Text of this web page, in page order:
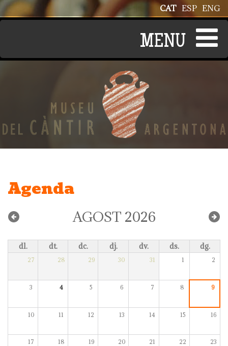
Vés al contingut ENG
ESP
CAT
Agenda
AGOST 2026
dl. dt. dc. dj. dv. ds. dg.
27 28 29 30 31 1 2
3 4 5 6 7 8 9
10 11 12 13 14 15 16
17 18 19 20 21 22 23